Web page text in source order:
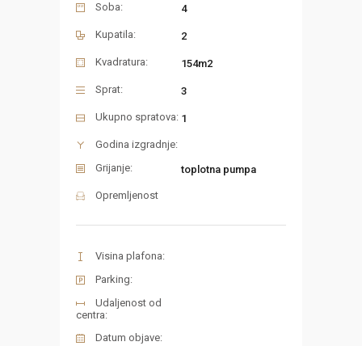
Soba: 4
Kupatila: 2
Kvadratura: 154m2
Sprat: 3
Ukupno spratova: 1
Godina izgradnje:
Grijanje:
toplotna pumpa
Opremljenost
Visina plafona:
Parking:
Udaljenost od
centra:
Datum objave: